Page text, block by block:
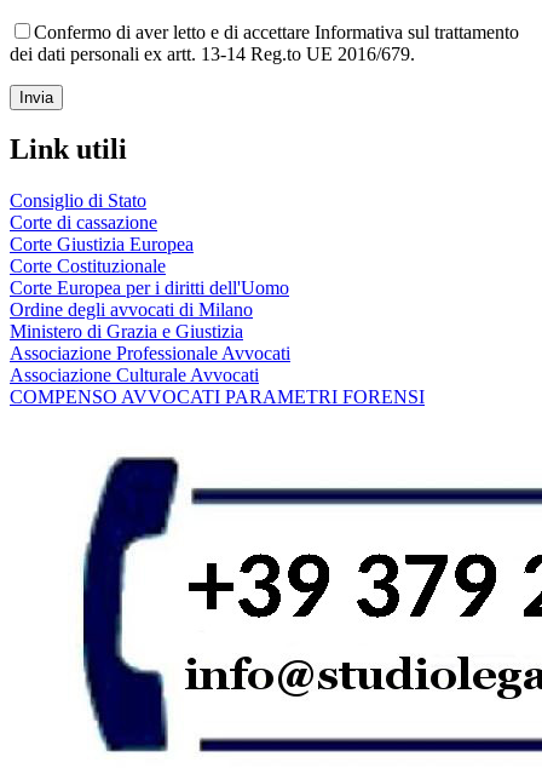
Confermo di aver letto e di accettare Informativa sul trattamento
dei dati personali ex artt. 13-14 Reg.to UE 2016/679.
Link utili
Consiglio di Stato
Corte di cassazione
Corte Giustizia Europea
Corte Costituzionale
Corte Europea per i diritti dell'Uomo
Ordine degli avvocati di Milano
Ministero di Grazia e Giustizia
Associazione Professionale Avvocati
Associazione Culturale Avvocati
COMPENSO AVVOCATI PARAMETRI FORENSI